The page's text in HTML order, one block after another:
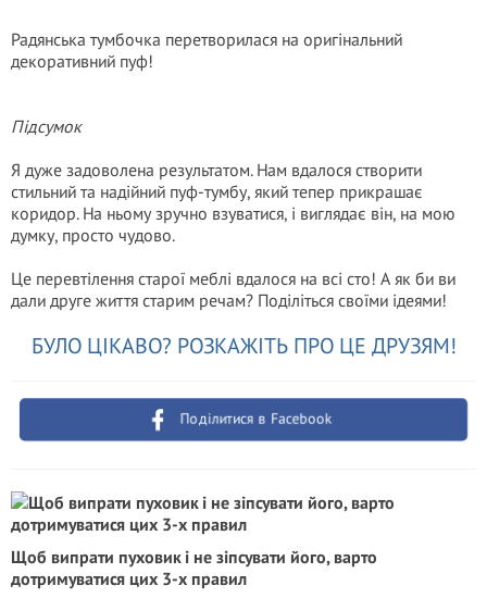
Радянська тумбочка перетворилася на оригінальний
декоративний пуф!
Підсумок
Я дуже задоволена результатом. Нам вдалося створити
стильний та надійний пуф-тумбу, який тепер прикрашає
коридор. На ньому зручно взуватися, і виглядає він, на мою
думку, просто чудово.
Це перевтілення старої меблі вдалося на всі сто! А як би ви
дали друге життя старим речам? Поділіться своїми ідеями!
БУЛО ЦІКАВО? РОЗКАЖІТЬ ПРО ЦЕ ДРУЗЯМ!
Поділитися в Facebook
Щоб випрати пуховик і не зіпсувати його, варто
дотримуватися цих 3-х правил